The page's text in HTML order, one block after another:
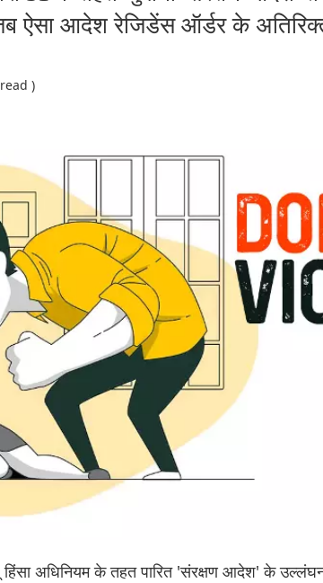
ऐसा आदेश रेजिडेंस ऑर्डर के
)
हिंसा अधिनियम के तहत पारित 'संरक्षण आदेश' के